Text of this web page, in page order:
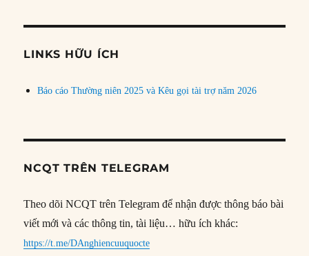
đề
LINKS HỮU ÍCH
Báo cáo Thường niên 2025 và Kêu gọi tài trợ năm 2026
NCQT TRÊN TELEGRAM
Theo dõi NCQT trên Telegram để nhận được thông báo bài
viết mới và các thông tin, tài liệu… hữu ích khác:
https://t.me/DAnghiencuuquocte